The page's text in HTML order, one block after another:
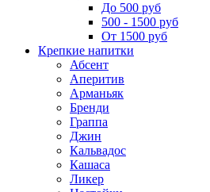
До 500 руб
500 - 1500 руб
От 1500 руб
Крепкие напитки
Абсент
Аперитив
Арманьяк
Бренди
Граппа
Джин
Кальвадос
Кашаса
Ликер